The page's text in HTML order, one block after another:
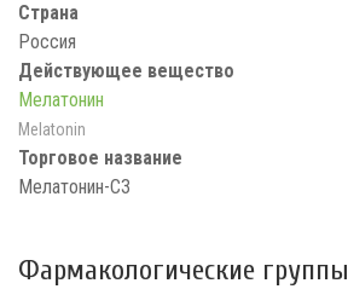
Страна
Россия
Действующее вещество
Мелатонин
Melatonin
Торговое название
Мелатонин-СЗ
Фармакологические группы